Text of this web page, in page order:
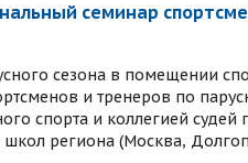
семинар
сезона в помещении
и тренеров по
спорта и коллегией
школ региона (Москва,